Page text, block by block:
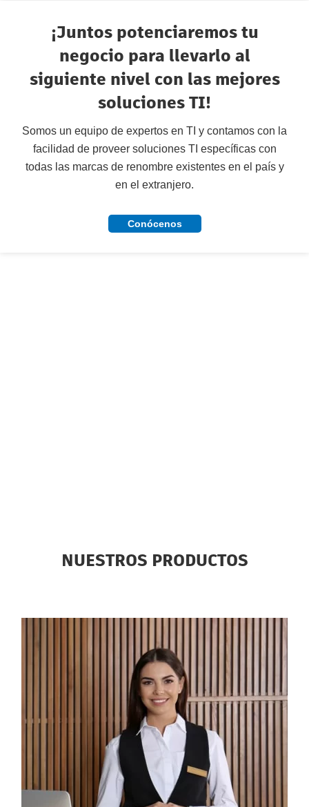
¡Juntos potenciaremos tu
negocio para llevarlo al
siguiente nivel con las mejores
soluciones TI!
Somos un equipo de expertos en TI y contamos con la
facilidad de proveer soluciones TI específicas con
todas las marcas de renombre existentes en el país y
en el extranjero.
Conócenos
NUESTROS PRODUCTOS